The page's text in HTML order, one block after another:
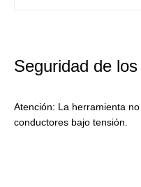
Seguridad de
Atención: La herramienta
conductores bajo tensión.